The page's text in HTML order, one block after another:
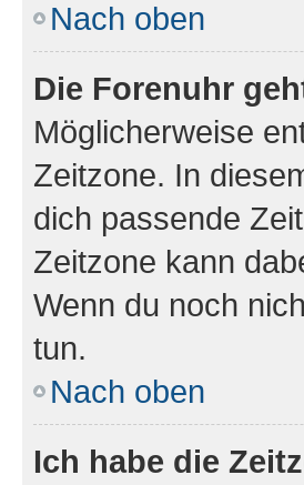
Nach oben
Die Forenuhr
Möglicherweise
Zeitzone. In
dich passende
Zeitzone kann
Wenn du noch
tun.
Nach oben
Ich habe die